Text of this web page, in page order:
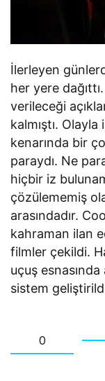
İlerleyen
her yere
verileceği
kalmıştı.
kenarında bir
paraydı. Ne
hiçbir iz
çözülememiş
arasındadır.
kahraman ilan
filmler çekildi.
uçuş esnasında
sistem
0